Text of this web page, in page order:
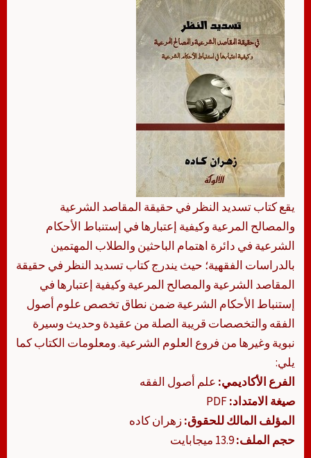
يقع كتاب تسديد النظر في حقيقة المقاصد الشرعية
والمصالح المرعية وكيفية إعتبارها في إستنباط الأحكام
الشرعية في دائرة اهتمام الباحثين والطلاب المهتمين
بالدراسات الفقهية؛ حيث يندرج كتاب تسديد النظر في حقيقة
المقاصد الشرعية والمصالح المرعية وكيفية إعتبارها في
إستنباط الأحكام الشرعية ضمن نطاق تخصص علوم أصول
الفقه والتخصصات قريبة الصلة من عقيدة وحديث وسيرة
نبوية وغيرها من فروع العلوم الشرعية. ومعلومات الكتاب كما
يلي:
الفرع الأكاديمي: علم أصول الفقه
صيغة الامتداد:
المؤلف المالك للحقوق:زهران كاده
حجم الملف:13.9 ميجابايت